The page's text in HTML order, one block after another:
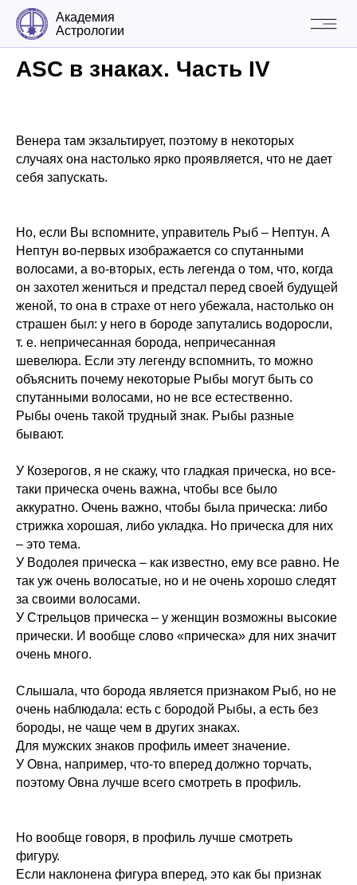
Академия
Астрологии
ASC в знаках. Часть IV
Венера там экзальтирует, поэтому в некоторых
случаях она настолько ярко проявляется, что не дает
себя запускать.
Но, если Вы вспомните, управитель Рыб – Нептун. А
Нептун во-первых изображается со спутанными
волосами, а во-вторых, есть легенда о том, что, когда
он захотел жениться и предстал перед своей будущей
женой, то она в страхе от него убежала, настолько он
страшен был: у него в бороде запутались водоросли,
т. е. непричесанная борода, непричесанная
шевелюра. Если эту легенду вспомнить, то можно
объяснить почему некоторые Рыбы могут быть со
спутанными волосами, но не все естественно.
Рыбы очень такой трудный знак. Рыбы разные
бывают.
У Козерогов, я не скажу, что гладкая прическа, но все-
таки прическа очень важна, чтобы все было
аккуратно. Очень важно, чтобы была прическа: либо
стрижка хорошая, либо укладка. Но прическа для них
– это тема.
У Водолея прическа – как известно, ему все равно. Не
так уж очень волосатые, но и не очень хорошо следят
за своими волосами.
У Стрельцов прическа – у женщин возможны высокие
прически. И вообще слово «прическа» для них значит
очень много.
Слышала, что борода является признаком Рыб, но не
очень наблюдала: есть с бородой Рыбы, а есть без
бороды, не чаще чем в других знаках.
Для мужских знаков профиль имеет значение.
У Овна, например, что-то вперед должно торчать,
поэтому Овна лучше всего смотреть в профиль.
Но вообще говоря, в профиль лучше смотреть
фигуру.
Если наклонена фигура вперед, это как бы признак